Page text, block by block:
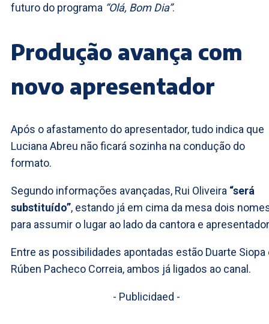
futuro do programa “Olá, Bom Dia”.
Produção avança com
novo apresentador
Após o afastamento do apresentador, tudo indica que
Luciana Abreu não ficará sozinha na condução do
formato.
Segundo informações avançadas, Rui Oliveira “será
substituído”, estando já em cima da mesa dois
para assumir o lugar ao lado da cantora e
Entre as possibilidades apontadas estão Duarte Siopa
Rúben Pacheco Correia, ambos já ligados ao canal.
- Publicidaed -